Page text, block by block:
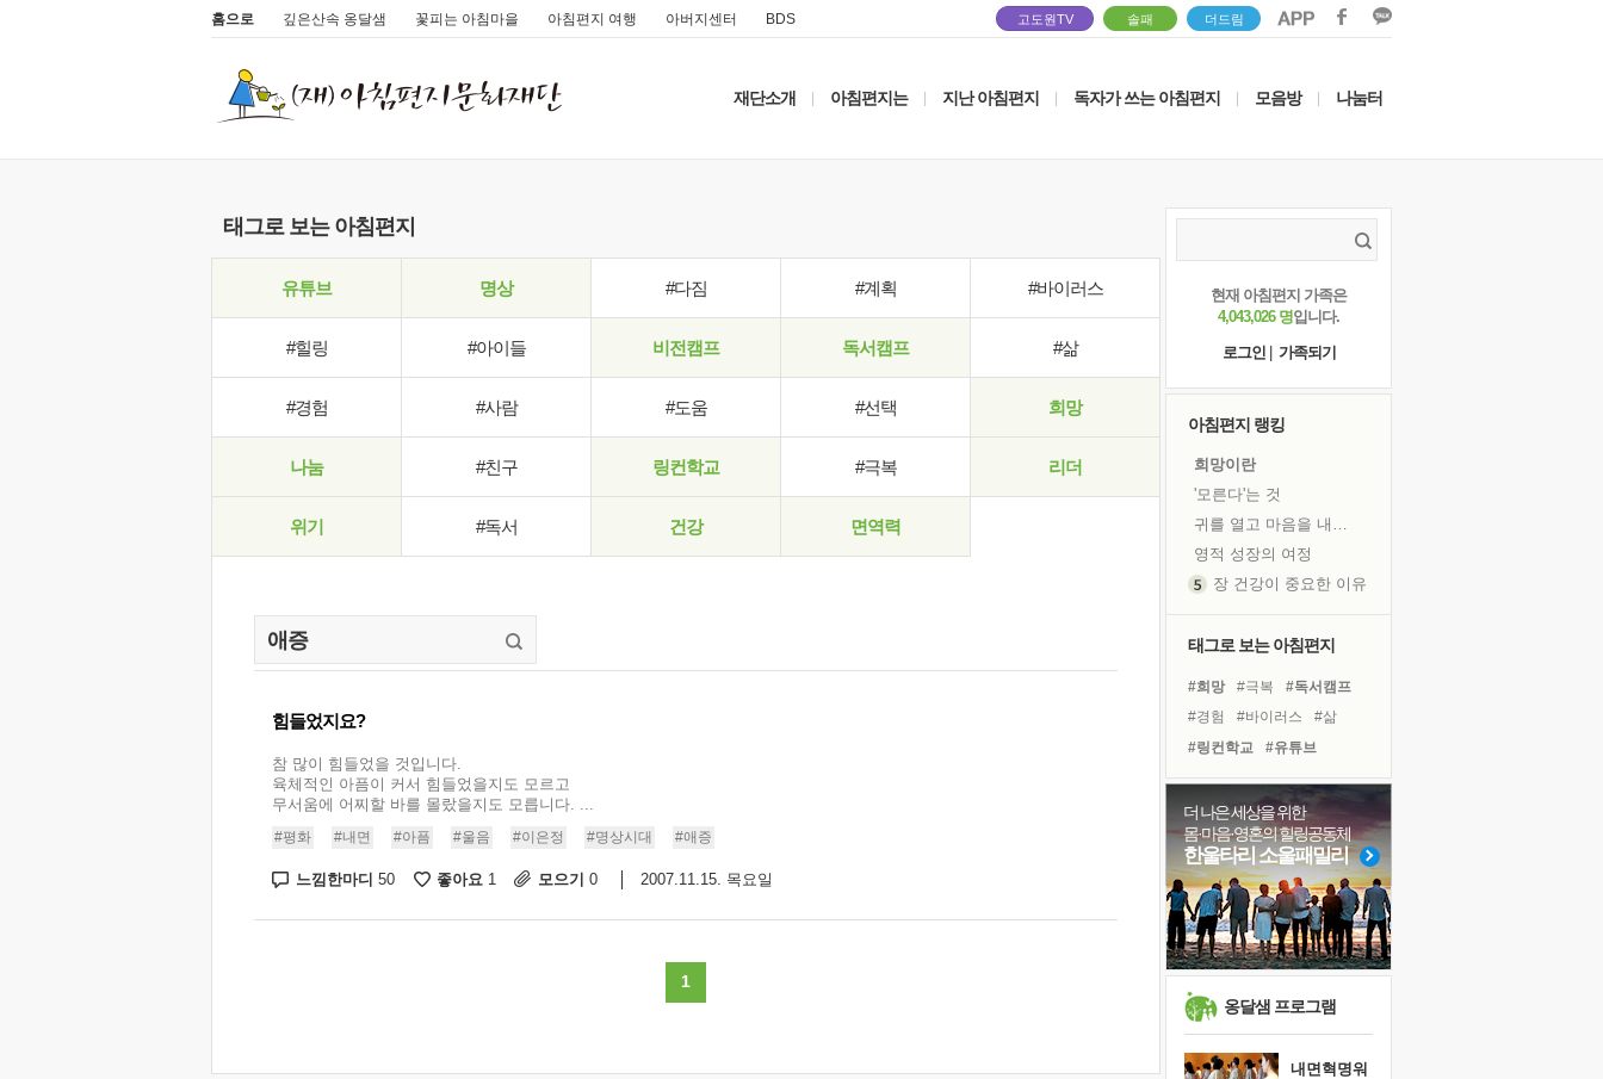
홈으로 깊은산속 옹달샘 꽃피는 아침마을 아침편지 여행 아버지센터 BDS 고도원TV 솔패 더드림
재단소개 아침편지는 지난 아침편지 독자가 쓰는 아침편지 모음방 나눔터
태그로 보는 아침편지
유튜브 명상 #다짐 #계획 #바이러스
#힐링 #아이들 비전캠프 독서캠프 #삶
#경험 #사람 #도움 #선택 희망
나눔 #친구 링컨학교 #극복 리더
위기 #독서 건강 면역력
힘들었지요?
참 많이 힘들었을 것입니다.
육체적인 아픔이 커서 힘들었을지도 모르고
무서움에 어찌할 바를 몰랐을지도 모릅니다. ...
#평화 #내면 #아픔 #울음 #이은정 #명상시대 #애증
느낌한마디 50 좋아요 1 모으기 0 2007.11.15. 목요일
1
현재 아침편지 가족은
4,043,026 명입니다.
로그인
가족되기
아침편지 랭킹
희망이란
'모른다'는 것
귀를 열고 마음을 내어주고
영적 성장의 여정
장 건강이 중요한 이유
흙이 된 몸으로 출근하는 여자
꿈이 실제가 되는 것
'말 타는 법'을 먼저
졸업식 사진을 보며
극심한 변비, 어깨결림, 수면 장애
아픈 아버지를 위한 공간 설계
슬럼프
보고 싶은 어머니
못된 꼰대들
태그로 보는 아침편지
#희망 #극복
#독서캠프
#경험
#바이러스
#삶
#링컨학교
#유튜브
#명상
#위기
#리더
#독서
#건강
#나눔
#계획
#친구
#면역력
#아이들
#비전캠프
#다짐
#힐링
더 나은 세상을 위한
몸·마음·영혼의 힐링공동체
한울타리 소울패밀리
옹달샘 프로그램
내면혁명워